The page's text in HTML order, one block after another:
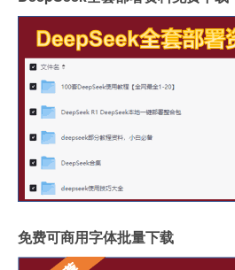
免费可商用字体批量下载